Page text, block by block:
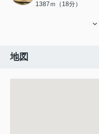
1387ｍ（18分）
地図